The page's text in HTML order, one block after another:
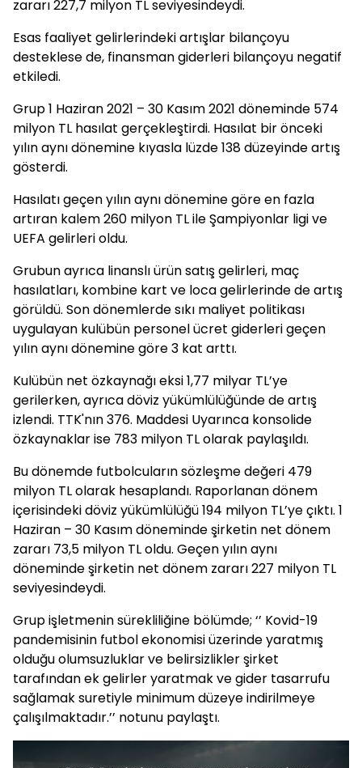
zararı 227,7 milyon TL seviyesindeydi.
Esas faaliyet gelirlerindeki artışlar bilançoyu
desteklese de, finansman giderleri bilançoyu negatif
etkiledi.
Grup 1 Haziran 2021 – 30 Kasım 2021 döneminde 574
milyon TL hasılat gerçekleştirdi. Hasılat bir önceki
yılın aynı dönemine kıyasla lüzde 138 düzeyinde artış
gösterdi.
Hasılatı geçen yılın aynı dönemine göre en fazla
artıran kalem 260 milyon TL ile Şampiyonlar ligi ve
UEFA gelirleri oldu.
Grubun ayrıca linanslı ürün satış gelirleri, maç
hasılatları, kombine kart ve loca gelirlerinde de artış
görüldü. Son dönemlerde sıkı maliyet politikası
uygulayan kulübün personel ücret giderleri geçen
yılın aynı dönemine göre 3 kat arttı.
Kulübün net özkaynağı eksi 1,77 milyar TL’ye
gerilerken, ayrıca döviz yükümlülüğünde de artış
izlendi. TTK'nın 376. Maddesi Uyarınca konsolide
özkaynaklar ise 783 milyon TL olarak paylaşıldı.
Bu dönemde futbolcuların sözleşme değeri 479
milyon TL olarak hesaplandı. Raporlanan dönem
içerisindeki döviz yükümlülüğü 194 milyon TL’ye çıktı. 1
Haziran – 30 Kasım döneminde şirketin net dönem
zararı 73,5 milyon TL oldu. Geçen yılın aynı
döneminde şirketin net dönem zararı 227 milyon TL
seviyesindeydi.
Grup işletmenin sürekliliğine bölümde; ‘’ Kovid-19
pandemisinin futbol ekonomisi üzerinde yaratmış
olduğu olumsuzluklar ve belirsizlikler şirket
tarafından ek gelirler yaratmak ve gider tasarrufu
sağlamak suretiyle minimum düzeye indirilmeye
çalışılmaktadır.’’ notunu paylaştı.